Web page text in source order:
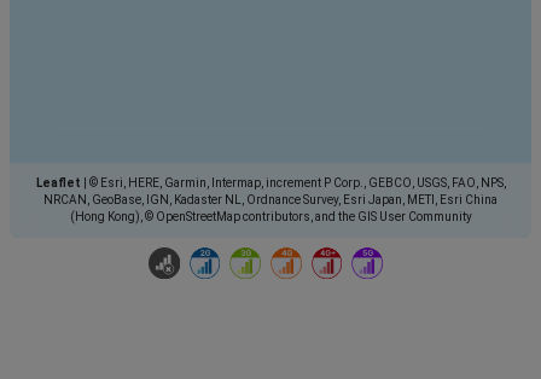
Leaflet
© Esri, HERE, Garmin, Intermap, increment P Corp., GEBCO, USGS, FAO, NPS,
NRCAN, GeoBase, IGN, Kadaster NL, Ordnance Survey, Esri Japan, METI, Esri China
(Hong Kong), © OpenStreetMap contributors, and the GIS User Community